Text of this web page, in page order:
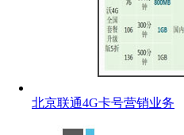
北京联通4G卡号营销业务